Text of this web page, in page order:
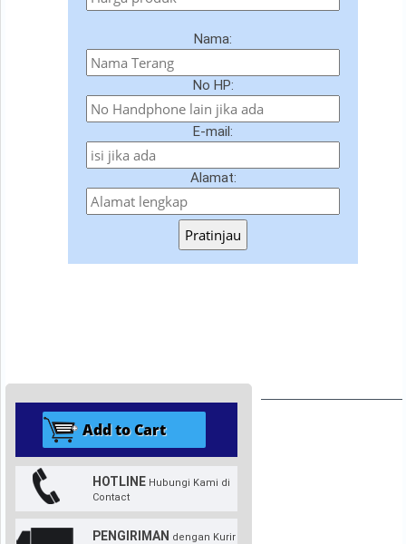
Nama:
No HP:
E-mail:
Alamat:
Pratinjau
HOTLINE Hubungi Kami di
Contact
PENGIRIMAN dengan Kurir